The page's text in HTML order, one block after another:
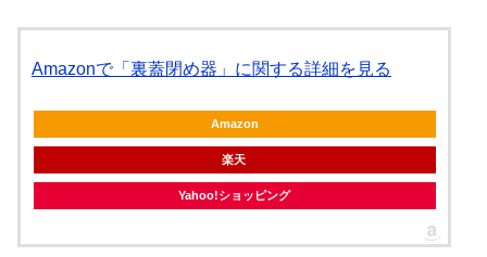
Amazonで「裏蓋閉め器」に関する詳細を見る
Amazon
楽天
Yahoo!ショッピング